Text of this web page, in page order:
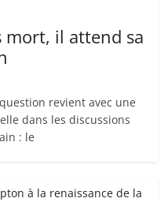
mort, il attend sa
revient avec une
dans les discussions
: le
à la renaissance de la